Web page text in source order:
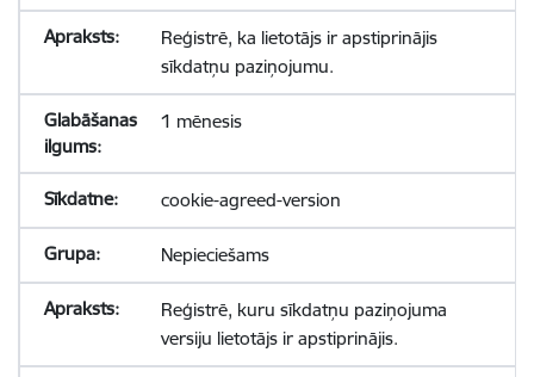
Reģistrē, ka lietotājs ir apstiprinājis
sīkdatņu paziņojumu.
1 mēnesis
cookie-agreed-version
Nepieciešams
Reģistrē, kuru sīkdatņu paziņojuma
versiju lietotājs ir apstiprinājis.